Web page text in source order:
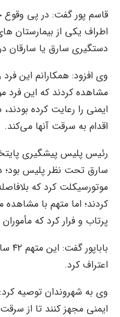
قاسم پور گفت: در پی
اطراف یکی از بیمارستان
دستگیری سارق یا سارقان
وی افزود: همکارانم این
مشاهده کردند که این فرد
ایمنی را رعایت کرده
اقدام به سرقت آنها می‌کند.
رئیس پلیس پیشگیری
سارق تحت نظر پلیس
موتورسیکلت کرد که
کردند؛ اما متهم با
پرتاب و فرار کرد که
اعتراف کرد.
وی به شهروندان توصیه
ایمنی مجهز کنند تا از